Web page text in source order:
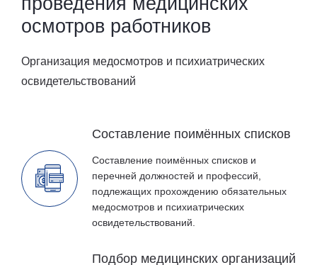
осмотров работников
Организация медосмотров и психиатрических
освидетельствований
Составление поимённых списков
Составление поимённых списков и
перечней должностей и профессий,
подлежащих прохождению обязательных
медосмотров и психиатрических
освидетельствований.
Подбор медицинских организаций